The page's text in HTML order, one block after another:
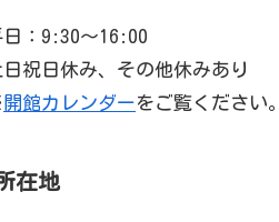
日：9:30〜16:00
日祝日休み、その他休みあり
開館カレンダーをご覧ください。
在地